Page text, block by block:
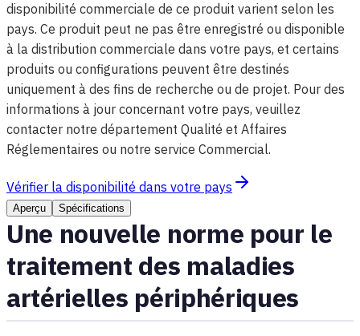
disponibilité commerciale de ce produit varient selon les
pays. Ce produit peut ne pas être enregistré ou disponible
à la distribution commerciale dans votre pays, et certains
produits ou configurations peuvent être destinés
uniquement à des fins de recherche ou de projet. Pour des
informations à jour concernant votre pays, veuillez
contacter notre département Qualité et Affaires
Réglementaires ou notre service Commercial.
Vérifier la disponibilité dans votre pays
Aperçu Spécifications
Une nouvelle norme pour le
traitement des maladies
artérielles périphériques